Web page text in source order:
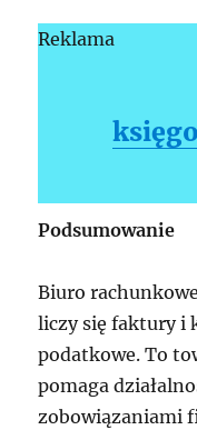
Reklama
Podsumowanie
Biuro
liczy się faktury i
podatkowe. To
pomaga
zobowiązaniami